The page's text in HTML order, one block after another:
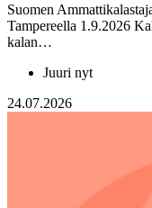
Suomen
Tampereella 1.9.2026
kalan…
Juuri nyt
24.07.2026